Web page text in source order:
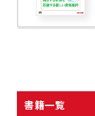
書籍一覧